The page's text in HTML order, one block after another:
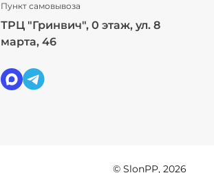
Екатеринбург ваш город?
Да Выбрать другой город
Пункт самовывоза
ТРЦ "Гринвич", 0 этаж, ул. 8
марта, 46
© SlonPP, 2026